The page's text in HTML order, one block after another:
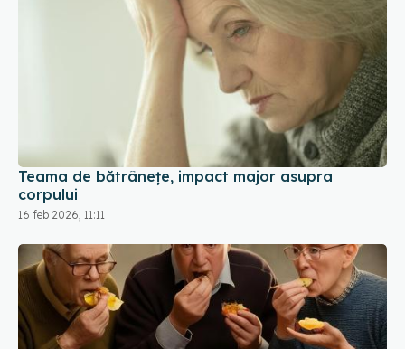
Teama de bătrânețe, impact major asupra
corpului
16 feb 2026, 11:11